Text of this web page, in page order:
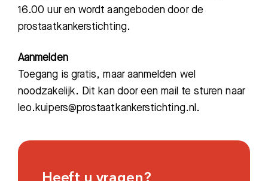
16.00 uur en wordt aangeboden door de
prostaatkankerstichting.
Aanmelden
Toegang is gratis, maar aanmelden wel
noodzakelijk. Dit kan door een mail te sturen naar
leo.kuipers@prostaatkankerstichting.nl.